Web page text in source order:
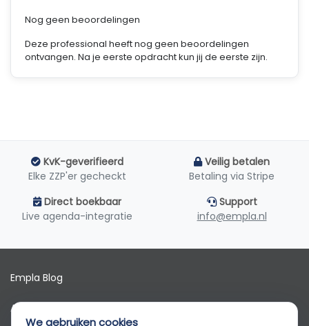
Nog geen beoordelingen
Deze professional heeft nog geen beoordelingen
ontvangen. Na je eerste opdracht kun jij de eerste zijn.
KvK-geverifieerd
Elke ZZP'er gecheckt
Veilig betalen
Betaling via Stripe
Direct boekbaar
Live agenda-integratie
Support
info@empla.nl
Empla Blog
Algemene voorwaarden
We gebruiken cookies